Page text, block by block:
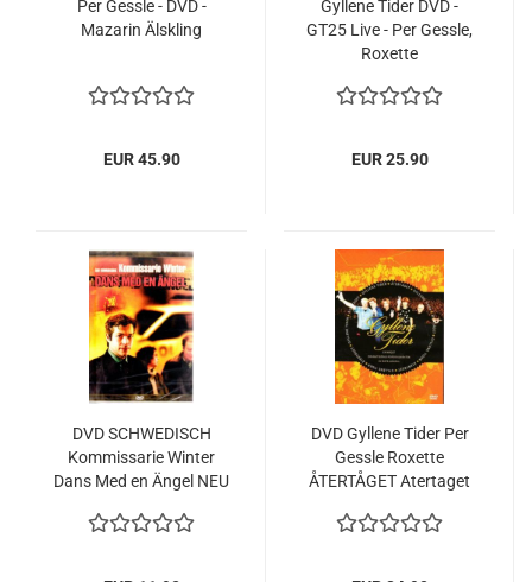
Per Gessle - DVD -
Mazarin Älskling
EUR 45.90
Gyllene Tider DVD -
GT25 Live - Per Gessle,
Roxette
EUR 25.90
DVD SCHWEDISCH
Kommissarie Winter
Dans Med en Ängel NEU
DVD Gyllene Tider Per
Gessle Roxette
ÅTERTÅGET Atertaget